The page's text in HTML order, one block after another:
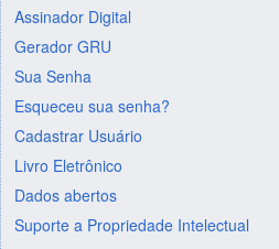
Assinador Digital
Gerador GRU
Sua Senha
Esqueceu sua senha?
Cadastrar Usuário
Livro Eletrônico
Dados abertos
Suporte a Propriedade Intelectual